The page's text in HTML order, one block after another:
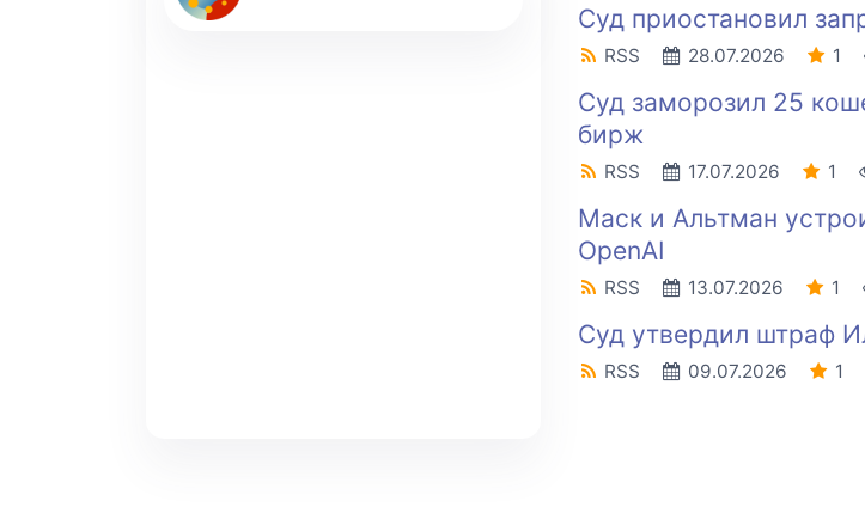
Суд приостановил
RSS 28.07.2026 1
Суд заморозил 25
бирж
RSS 17.07.2026 1
Маск и Альтман
OpenAI
RSS 13.07.2026 1
Суд утвердил штраф
RSS 09.07.2026 1